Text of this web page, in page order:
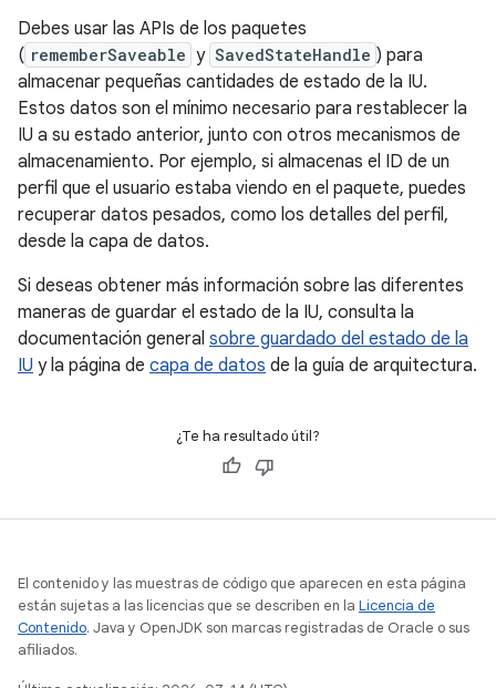
Debes usar las APIs de los paquetes
( rememberSaveable y SavedStateHandle ) para
almacenar pequeñas cantidades de estado de la IU.
Estos datos son el mínimo necesario para restablecer la
IU a su estado anterior, junto con otros mecanismos de
almacenamiento. Por ejemplo, si almacenas el ID de un
perfil que el usuario estaba viendo en el paquete, puedes
recuperar datos pesados, como los detalles del perfil,
desde la capa de datos.
Si deseas obtener más información sobre las diferentes
maneras de guardar el estado de la IU, consulta la
documentación general sobre guardado del estado de la
IU y la página de capa de datos de la guía de arquitectura.
¿Te ha resultado útil?
El contenido y las muestras de código que aparecen en esta página
están sujetas a las licencias que se describen en la Licencia de
Contenido. Java y OpenJDK son marcas registradas de Oracle o sus
afiliados.